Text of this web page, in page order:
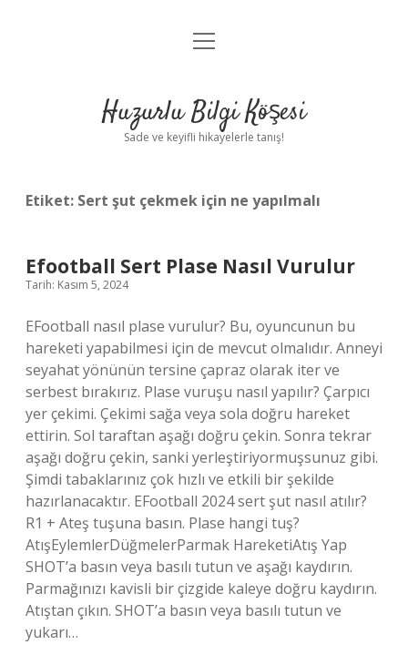
Anasayfa
Yasal Uyarı
menüyü
Huzurlu Bilgi Köşesi
Sade ve keyifli hikayelerle tanış!
Etiket: Sert şut çekmek için ne yapılmalı
Efootball Sert Plase Nasıl Vurulur
Tarih: Kasım 5, 2024
EFootball nasıl plase vurulur? Bu, oyuncunun bu
hareketi yapabilmesi için de mevcut olmalıdır. Anneyi
seyahat yönünün tersine çapraz olarak iter ve
serbest bırakırız. Plase vuruşu nasıl yapılır? Çarpıcı
yer çekimi. Çekimi sağa veya sola doğru hareket
ettirin. Sol taraftan aşağı doğru çekin. Sonra tekrar
aşağı doğru çekin, sanki yerleştiriyormuşsunuz gibi.
Şimdi tabaklarınız çok hızlı ve etkili bir şekilde
hazırlanacaktır. EFootball 2024 sert şut nasıl atılır?
R1 + Ateş tuşuna basın. Plase hangi tuş?
AtışEylemlerDüğmelerParmak HareketiAtış Yap
SHOT’a basın veya basılı tutun ve aşağı kaydırın.
Parmağınızı kavisli bir çizgide kaleye doğru kaydırın.
Atıştan çıkın. SHOT’a basın veya basılı tutun ve
yukarı…